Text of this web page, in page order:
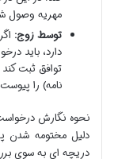
مهریه وصول
توسط زوج:
دارد، باید
توافق ثبت
نامه) را
نحوه نگارش
دلیل مختومه شدن
دریچه ای به سوی